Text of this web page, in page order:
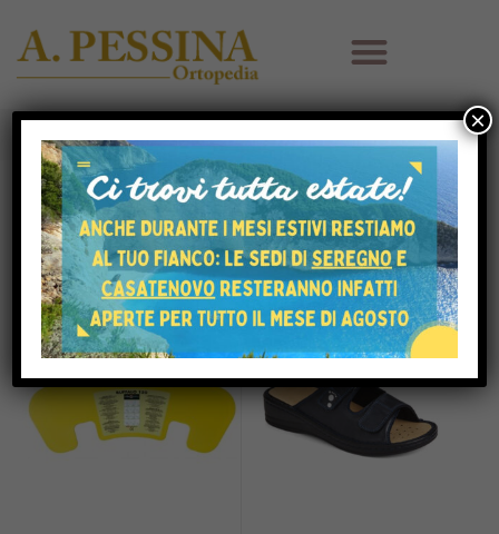
FILTER
HOT HOT
×